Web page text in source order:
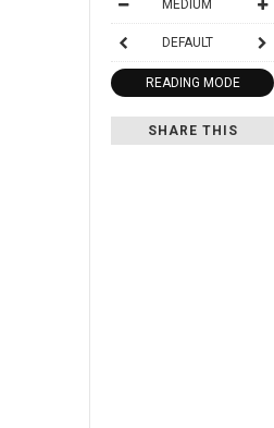
MEDIUM
DEFAULT
READING MODE
SHARE THIS